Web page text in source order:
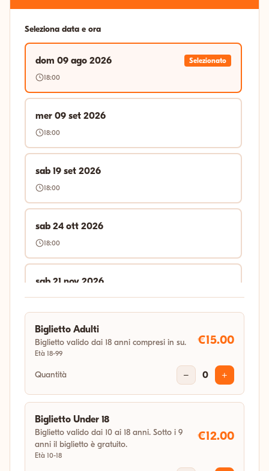
Seleziona data e ora
dom 09 ago 2026
Selezionato
18:00
mer 09 set 2026
18:00
sab 19 set 2026
18:00
sab 24 ott 2026
18:00
sab 21 nov 2026
18:00
sab 19 dic 2026
18:00
gio 31 dic 2026
Biglietto Adulti
Biglietto valido dai 18 anni compresi in su.
Età 18-99
€15.00
Quantità − 0 +
Biglietto Under 18
Biglietto valido dai 10 ai 18 anni. Sotto i 9
anni il biglietto è gratuito.
Età 10-18
€12.00